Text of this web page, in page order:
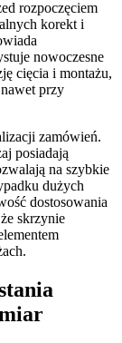
rozpoczęciem
korekt i
nowoczesne
cięcia i montażu,
przy
zamówień.
posiadają
na szybkie
dużych
dostosowania
skrzynie